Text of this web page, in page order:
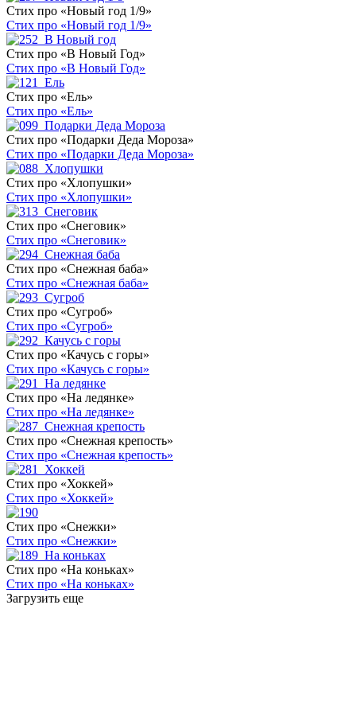
Стих про «Новый год 1/9»
Стих про «Новый год 1/9»
Стих про «В Новый Год»
Стих про «В Новый Год»
Стих про «Ель»
Стих про «Ель»
Стих про «Подарки Деда Мороза»
Стих про «Подарки Деда Мороза»
Стих про «Хлопушки»
Стих про «Хлопушки»
Стих про «Снеговик»
Стих про «Снеговик»
Стих про «Снежная баба»
Стих про «Снежная баба»
Стих про «Сугроб»
Стих про «Сугроб»
Стих про «Качусь с горы»
Стих про «Качусь с горы»
Стих про «На ледянке»
Стих про «На ледянке»
Стих про «Снежная крепость»
Стих про «Снежная крепость»
Стих про «Хоккей»
Стих про «Хоккей»
Стих про «Снежки»
Стих про «Снежки»
Стих про «На коньках»
Стих про «На коньках»
Загрузить еще